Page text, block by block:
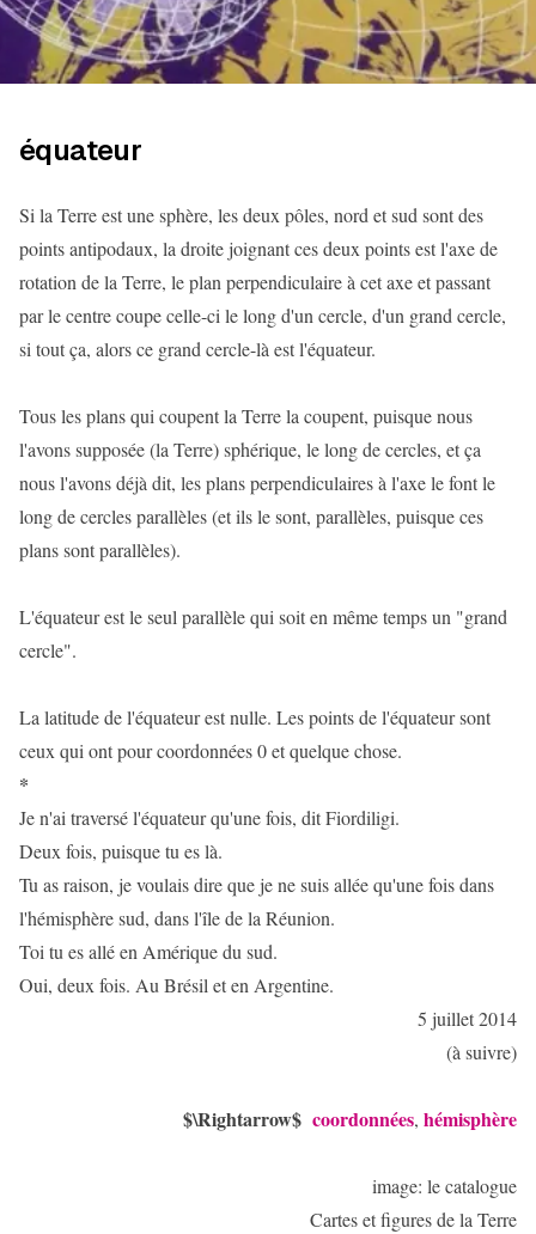
équateur
Si la Terre est une sphère, les deux pôles, nord et sud sont des
points antipodaux, la droite joignant ces deux points est l'axe de
rotation de la Terre, le plan perpendiculaire à cet axe et passant
par le centre coupe celle-ci le long d'un cercle, d'un grand cercle,
si tout ça, alors ce grand cercle-là est l'équateur.
Tous les plans qui coupent la Terre la coupent, puisque nous
l'avons supposée (la Terre) sphérique, le long de cercles, et ça
nous l'avons déjà dit, les plans perpendiculaires à l'axe le font le
long de cercles parallèles (et ils le sont, parallèles, puisque ces
plans sont parallèles).
L'équateur est le seul parallèle qui soit en même temps un "grand
cercle".
La latitude de l'équateur est nulle. Les points de l'équateur sont
ceux qui ont pour coordonnées 0 et quelque chose.
*
Je n'ai traversé l'équateur qu'une fois, dit Fiordiligi.
Deux fois, puisque tu es là.
Tu as raison, je voulais dire que je ne suis allée qu'une fois dans
l'hémisphère sud, dans l'île de la Réunion.
Toi tu es allé en Amérique du sud.
Oui, deux fois. Au Brésil et en Argentine.
5 juillet 2014
(à suivre)
$\Rightarrow$ coordonnées, hémisphère
image: le catalogue
Cartes et figures de la Terre